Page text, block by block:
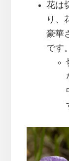
花は
り、
豪華
です。